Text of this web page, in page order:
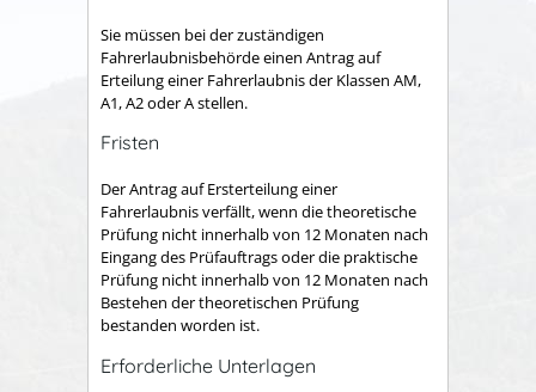
Sie müssen bei der zuständigen
Fahrerlaubnisbehörde einen Antrag auf
Erteilung einer Fahrerlaubnis der Klassen AM,
A1, A2 oder A stellen.
Fristen
Der Antrag auf Ersterteilung einer
Fahrerlaubnis verfällt, wenn die theoretische
Prüfung nicht innerhalb von 12 Monaten nach
Eingang des Prüfauftrags oder die praktische
Prüfung nicht innerhalb von 12 Monaten nach
Bestehen der theoretischen Prüfung
bestanden worden ist.
Erforderliche Unterlagen